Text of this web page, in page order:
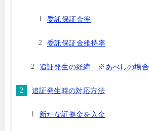
委託保証金率
委託保証金維持率
追証発生の経緯 ※あべしの場合
追証発生時の対応方法
新たな証拠金を入金